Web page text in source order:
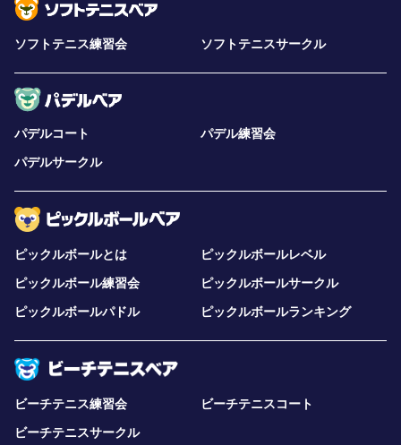
ソフトテニス練習会 ソフトテニスサークル
パデルコート
パデル練習会
パデルサークル
ピックルボールとは
ピックルボールレベル
ピックルボール練習会
ピックルボールサークル
ピックルボールパドル
ピックルボールランキング
ビーチテニス練習会
ビーチテニスコート
ビーチテニスサークル